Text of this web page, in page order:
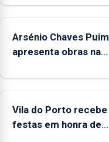
das
Arsénio Chaves Puim
apresenta obras na
Porto
Vila do Porto recebe
festas em honra de